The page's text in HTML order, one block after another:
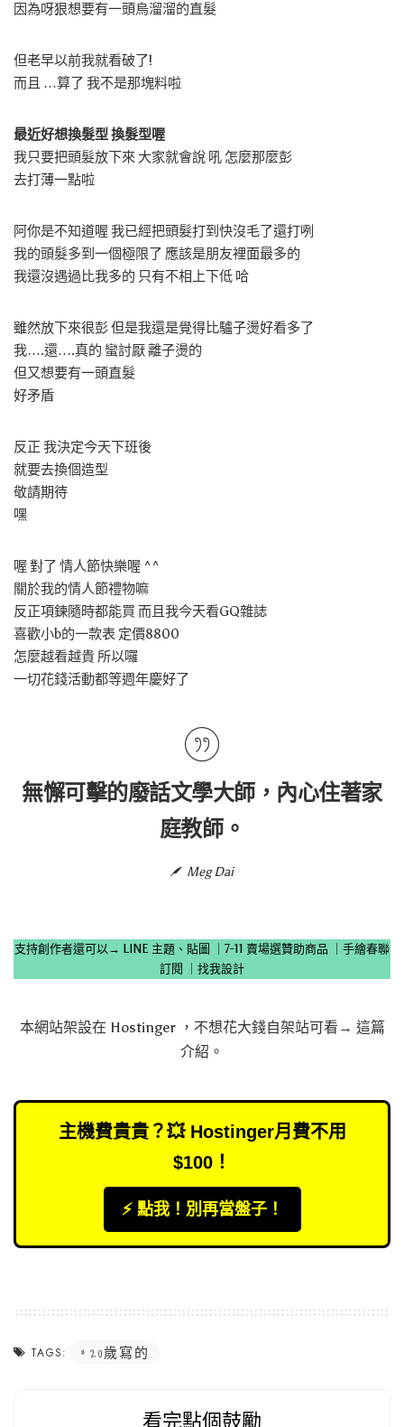
因為呀狠想要有一頭烏溜溜的直髮
但老早以前我就看破了!
而且 …算了 我不是那塊料啦
最近好想換髮型 換髮型喔
我只要把頭髮放下來 大家就會說 吼 怎麼那麼彭
去打薄一點啦
阿你是不知道喔 我已經把頭髮打到快沒毛了還打咧
我的頭髮多到一個極限了 應該是朋友裡面最多的
我還沒遇過比我多的 只有不相上下低 哈
雖然放下來很彭 但是我還是覺得比驢子燙好看多了
我….還….真的 蠻討厭 離子燙的
但又想要有一頭直髮
好矛盾
反正 我決定今天下班後
就要去換個造型
敬請期待
嘿
喔 對了 情人節快樂喔 ^^
關於我的情人節禮物嘛
反正項鍊隨時都能買 而且我今天看GQ雜誌
喜歡小b的一款表 定價8800
怎麼越看越貴 所以囉
一切花錢活動都等週年慶好了
無懈可擊的廢話文學大師，內心住著家
庭教師。
Meg Dai
支持創作者還可以→ LINE 主題、貼圖 7-11 賣場選贊助商品
手繪春聯
訂閱
找我設計
本網站架設在 Hostinger，不想花大錢自架站可看→ 這篇
介紹 。
主機費貴貴？💥 Hostinger月費不用
$100！
⚡️ 點我！別再當盤子！
TAGS: 20歲寫的
看完點個鼓勵